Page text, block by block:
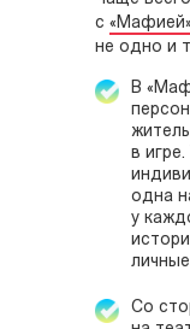
с «Мафией»
не одно и
В
в
одна
у
Со